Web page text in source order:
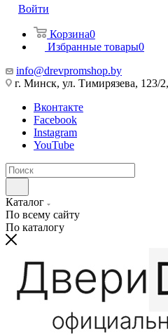
Войти
Корзина0
Избранные товары0
info@drevpromshop.by
г. Минск, ул. Тимирязева,
Вконтакте
Facebook
Instagram
YouTube
Каталог
По всему сайту
По каталогу